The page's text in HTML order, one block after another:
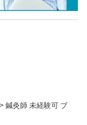
鍼灸師 未経験可 ブ